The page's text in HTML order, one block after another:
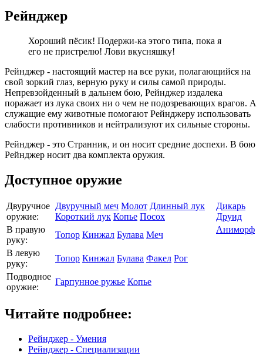
Рейнджер
Хороший пёсик! Подержи-ка этого типа, пока я
его не пристрелю! Лови вкусняшку!
Рейнджер - настоящий мастер на все руки, полагающийся на
свой зоркий глаз, верную руку и силы самой природы.
Непревзойденный в дальнем бою, Рейнджер издалека
поражает из лука своих ни о чем не подозревающих врагов. А
служащие ему животные помогают Рейнджеру использовать
слабости противников и нейтрализуют их сильные стороны.
Рейнджер - это Странник, и он носит средние доспехи. В бою
Рейнджер носит два комплекта оружия.
Доступное оружие
Двуручное
оружие:
Двуручный меч Молот Длинный лук
Короткий лук Копье Посох
Дикарь
Друид
В правую
руку:
Топор Кинжал Булава Меч
Аниморф
В левую
руку:
Топор Кинжал Булава Факел Рог
Подводное
оружие:
Гарпунное ружье Копье
Читайте подробнее:
Рейнджер - Умения
Рейнджер - Специализации